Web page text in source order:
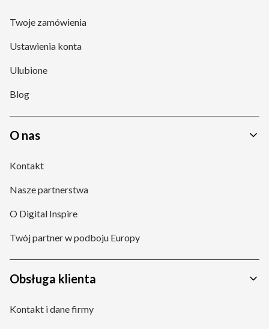
Twoje zamówienia
Ustawienia konta
Ulubione
Blog
O nas
Kontakt
Nasze partnerstwa
O Digital Inspire
Twój partner w podboju Europy
Obsługa klienta
Kontakt i dane firmy